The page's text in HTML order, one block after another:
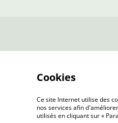
©2026 L'Atelier de
Cookies
Ce site Internet utilise des
nos services afin
utilisés en cliquant sur «